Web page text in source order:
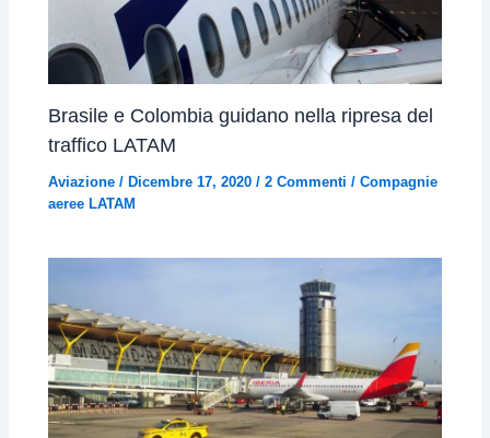
Brasile e Colombia guidano nella ripresa del
traffico LATAM
Aviazione /Dicembre 17, 2020/2 Commenti /Compagnie
aeree LATAM